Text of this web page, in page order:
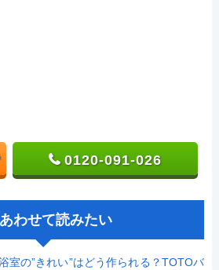
0120-091-026
あわせて読みたい
室の”きれい”はどう作られる？TOTOバ